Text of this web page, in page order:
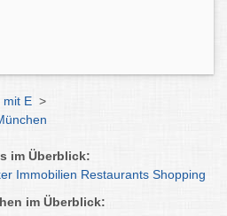
mit E >
im Überblick:
Immobilien Restaurants Shopping
im Überblick: